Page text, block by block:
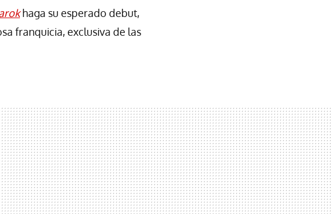
haga su esperado debut,
franquicia, exclusiva de las